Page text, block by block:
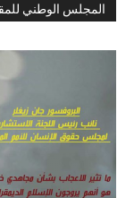
المجلس الوطني